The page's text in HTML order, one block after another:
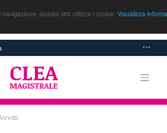
questo sito utilizza i cookie. Visualizza